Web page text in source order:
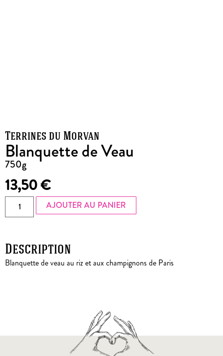
Terrines du Morvan
Blanquette de Veau
750g
13,50€
AJOUTER AU PANIER
Description
Blanquette de veau au riz et aux champignons de Paris